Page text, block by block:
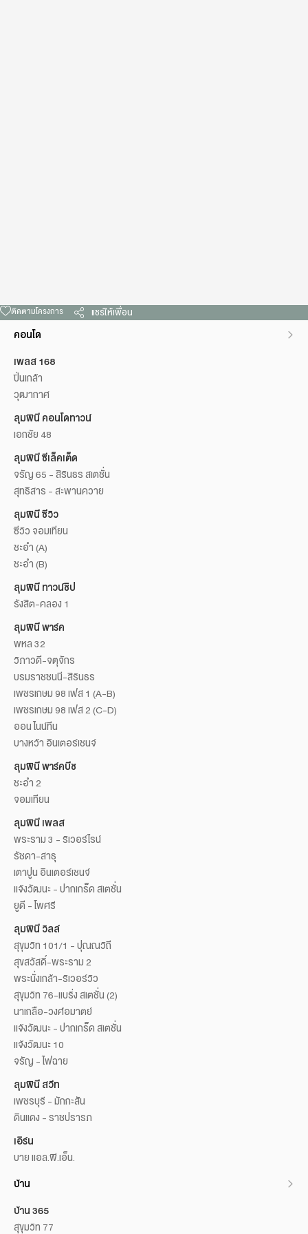
ติดตามโครงการ แชร์ให้เพื่อน
คอนโด
เพลส 168
ปิ่นเกล้า
วุฒากาศ
ลุมพินี คอนโดทาวน์
เอกชัย 48
ลุมพินี ซีเล็คเต็ด
จรัญ 65 - สิรินธร สเตชั่น
สุทธิสาร - สะพานควาย
ลุมพินี ซีวิว
ซีวิว จอมเทียน
ชะอำ (A)
ชะอำ (B)
ลุมพินี ทาวน์ชิป
รังสิต-คลอง 1
ลุมพินี พาร์ค
พหล 32
วิภาวดี-จตุจักร
บรมราชชนนี-สิรินธร
เพชรเกษม 98 เฟส 1 (A-B)
เพชรเกษม 98 เฟส 2 (C-D)
ออน ไนน์ทีน
บางหว้า อินเตอร์เชนจ์
ลุมพินี พาร์คบีช
ชะอำ 2
จอมเทียน
ลุมพินี เพลส
พระราม 3 - ริเวอร์ไรน์
รัชดา-สาธุ
เตาปูน อินเตอร์เชนจ์
แจ้งวัฒนะ - ปากเกร็ด สเตชั่น
ยูดี - โพศรี
ลุมพินี วิลล์
สุขุมวิท 101/1 - ปุณณวิถี
สุขสวัสดิ์-พระราม 2
พระนั่งเกล้า-ริเวอร์วิว
สุขุมวิท 76-แบริ่ง สเตชั่น (2)
นาเกลือ-วงศ์อมาตย์
แจ้งวัฒนะ - ปากเกร็ด สเตชั่น
แจ้งวัฒนะ 10
จรัญ - ไฟฉาย
ลุมพินี สวีท
เพชรบุรี - มักกะสัน
ดินแดง - ราชปรารภ
เอิร์น
บาย แอล.พี.เอ็น.
บ้าน
บ้าน 365
สุขุมวิท 77